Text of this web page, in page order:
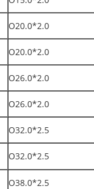
O20.0*2.0
O20.0*2.0
O26.0*2.0
O26.0*2.0
O32.0*2.5
O32.0*2.5
O38.0*2.5